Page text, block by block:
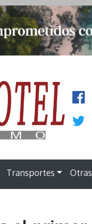
Transportes Otras